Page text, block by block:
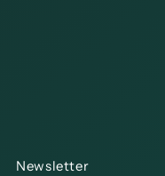
Newsletter